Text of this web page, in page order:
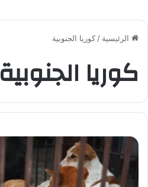
الرئيسية /كوريا الجنوبية
كوريا الجنوبية